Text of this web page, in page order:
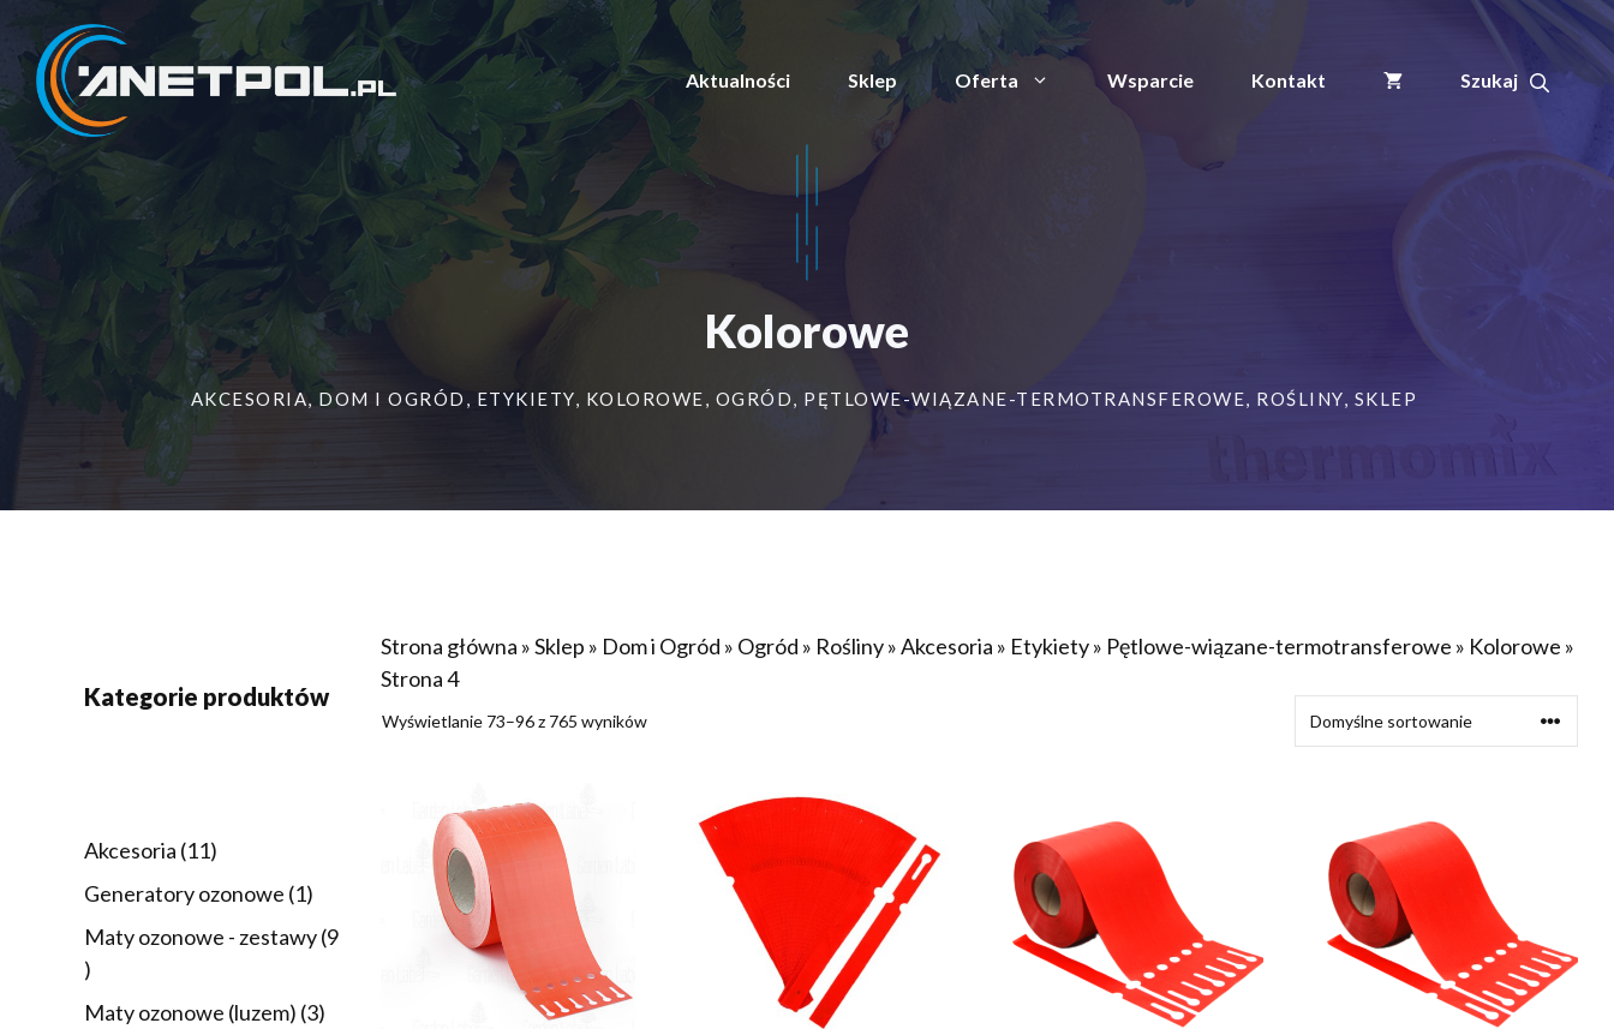
treści
Aktualności Sklep Oferta Wsparcie Kontakt
Kolorowe
AKCESORIA, DOM I OGRÓD , ETYKIETY, KOLOROWE, OGRÓD, PĘTLOWE-WIĄZANE-TERMOTRANSFEROWE, ROŚLINY, SKLEP
Strona główna »Sklep » Dom i Ogród » Ogród » Rośliny»Akcesoria » Etykiety» Pętlowe-wiązane-termotransferowe » Kolorowe »
Strona 4
Wyświetlanie 73–96 z 765 wyników
Kategorie produktów
Akcesoria 1111
produktów
Generatory ozonowe 11
produkt
Maty ozonowe - zestawy 9
9
produktów
Maty ozonowe (luzem) 33